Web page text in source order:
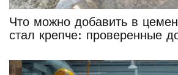
Что можно добавить в
стал крепче: проверенные